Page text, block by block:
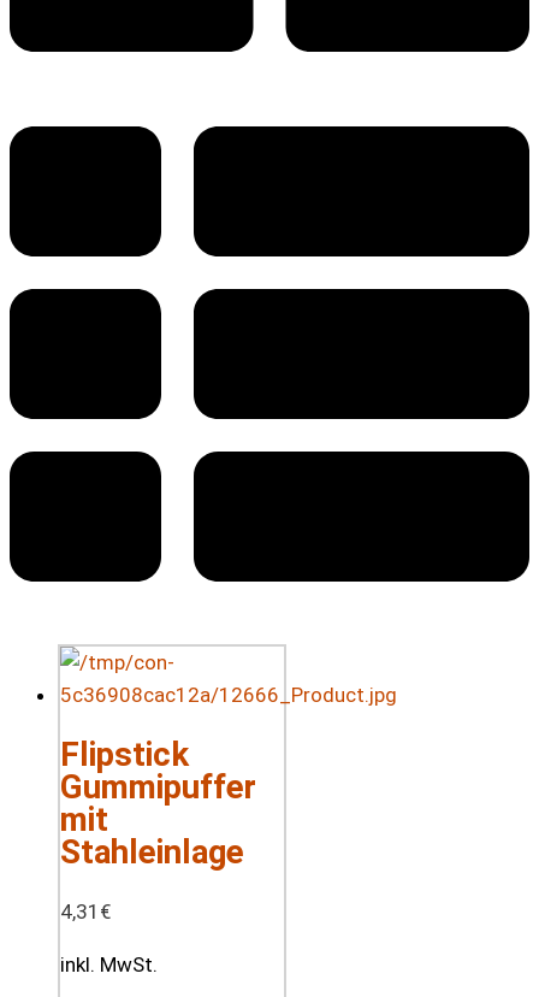
Flipstick
Gummipuffer
mit
Stahleinlage
4,31 €
inkl. MwSt.